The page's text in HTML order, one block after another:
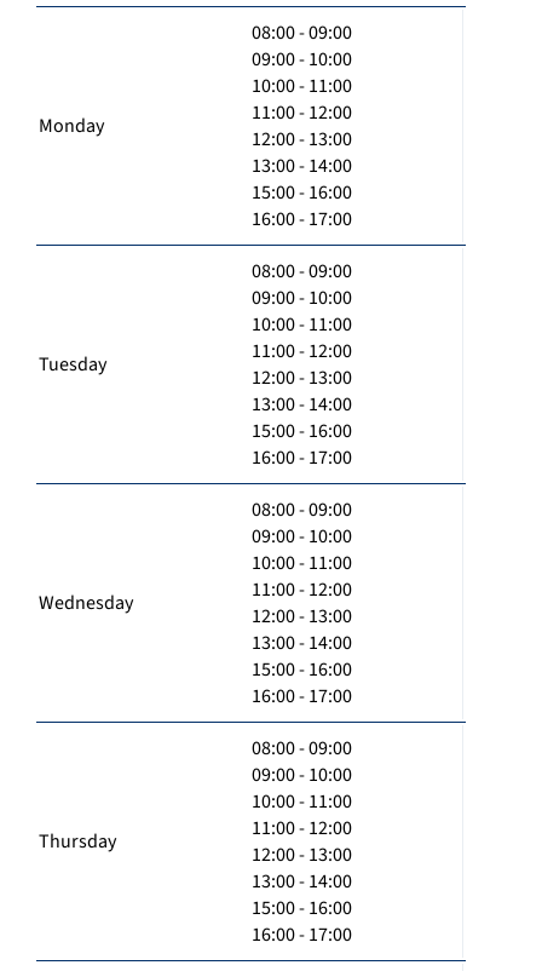
Monday
08:00 - 09:00
09:00 - 10:00
10:00 - 11:00
11:00 - 12:00
12:00 - 13:00
13:00 - 14:00
15:00 - 16:00
16:00 - 17:00
Tuesday
08:00 - 09:00
09:00 - 10:00
10:00 - 11:00
11:00 - 12:00
12:00 - 13:00
13:00 - 14:00
15:00 - 16:00
16:00 - 17:00
Wednesday
08:00 - 09:00
09:00 - 10:00
10:00 - 11:00
11:00 - 12:00
12:00 - 13:00
13:00 - 14:00
15:00 - 16:00
16:00 - 17:00
Thursday
08:00 - 09:00
09:00 - 10:00
10:00 - 11:00
11:00 - 12:00
12:00 - 13:00
13:00 - 14:00
15:00 - 16:00
16:00 - 17:00